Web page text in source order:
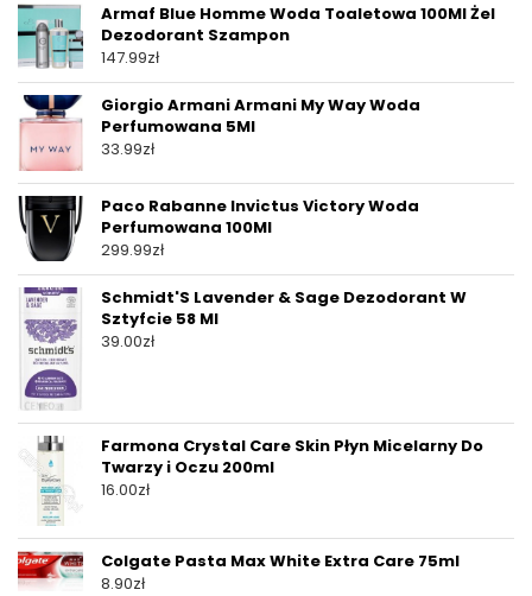
Armaf Blue Homme Woda Toaletowa 100Ml Żel
Dezodorant Szampon
147.99zł
Giorgio Armani Armani My Way Woda
Perfumowana 5Ml
33.99zł
Paco Rabanne Invictus Victory Woda
Perfumowana 100Ml
299.99zł
Schmidt'S Lavender & Sage Dezodorant W
Sztyfcie 58 Ml
39.00zł
Farmona Crystal Care Skin Płyn Micelarny Do
Twarzy i Oczu 200ml
16.00zł
Colgate Pasta Max White Extra Care 75ml
8.90zł